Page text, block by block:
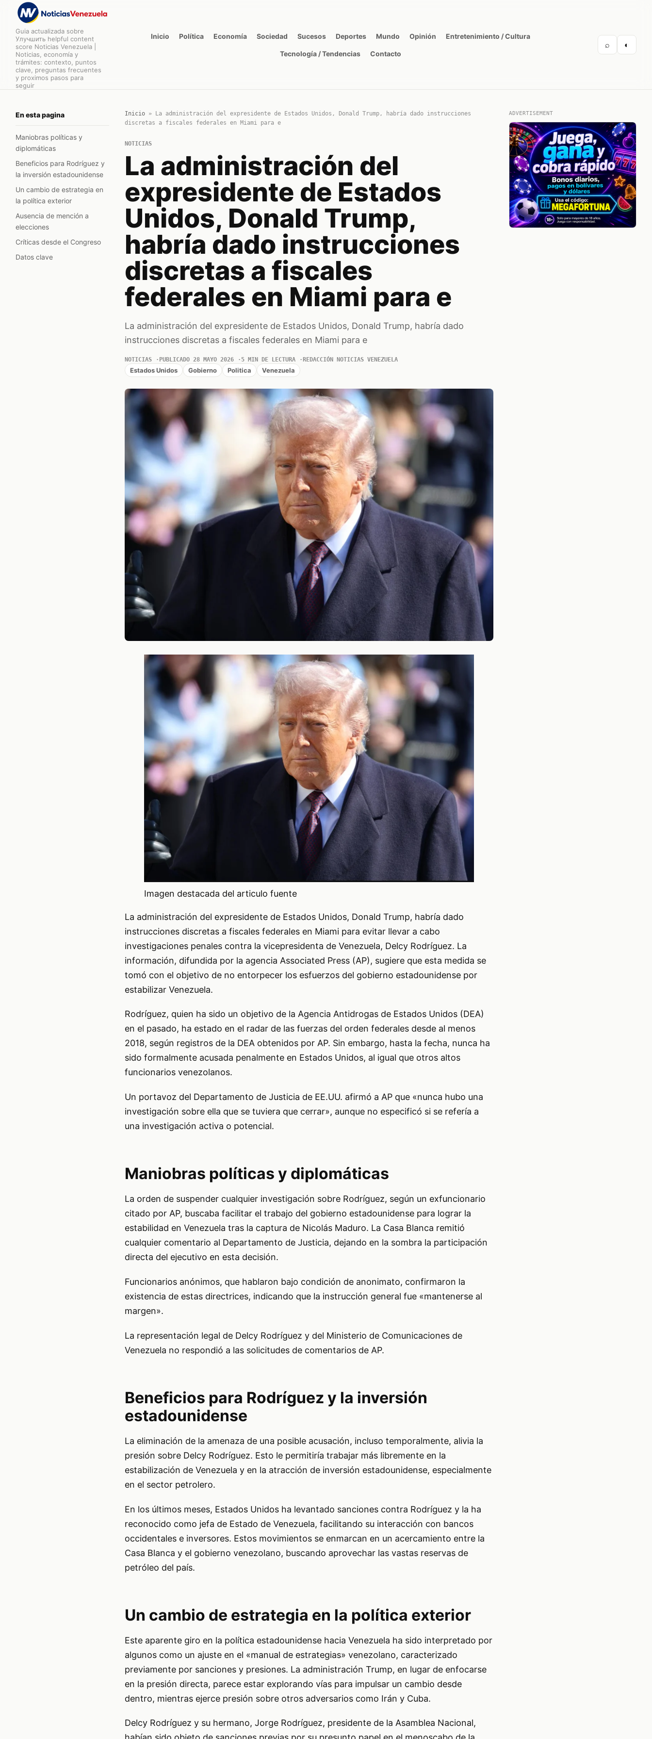
Guia actualizada sobre
Улучшить helpful content
score Noticias Venezuela |
Noticias, economía y
trámites: contexto, puntos
clave, preguntas frecuentes
y proximos pasos para
seguir
Inicio Política Economía Sociedad Sucesos Deportes Mundo Opinión Entretenimiento / Cultura
Tecnología / Tendencias Contacto
⌕ ◐
En esta pagina
Maniobras políticas y
diplomáticas
Beneficios para Rodríguez y
la inversión estadounidense
Un cambio de estrategia en
la política exterior
Ausencia de mención a
elecciones
Críticas desde el Congreso
Datos clave
Inicio»
La administración del expresidente de Estados Unidos, Donald Trump, habría dado instrucciones
discretas a fiscales federales en Miami para e
NOTICIAS
La administración del
expresidente de Estados
Unidos, Donald Trump,
habría dado instrucciones
discretas a fiscales
federales en Miami para e
La administración del expresidente de Estados Unidos, Donald Trump, habría dado
instrucciones discretas a fiscales federales en Miami para e
NOTICIAS PUBLICADO 28 MAYO 2026 5 MIN DE LECTURA REDACCIÓN NOTICIAS VENEZUELA
Estados Unidos Gobierno Politica Venezuela
Imagen destacada del articulo fuente
La administración del expresidente de Estados Unidos, Donald Trump, habría dado
instrucciones discretas a fiscales federales en Miami para evitar llevar a cabo
investigaciones penales contra la vicepresidenta de Venezuela, Delcy Rodríguez. La
información, difundida por la agencia Associated Press (AP), sugiere que esta medida se
tomó con el objetivo de no entorpecer los esfuerzos del gobierno estadounidense por
estabilizar Venezuela.
Rodríguez, quien ha sido un objetivo de la Agencia Antidrogas de Estados Unidos (DEA)
en el pasado, ha estado en el radar de las fuerzas del orden federales desde al menos
2018, según registros de la DEA obtenidos por AP. Sin embargo, hasta la fecha, nunca ha
sido formalmente acusada penalmente en Estados Unidos, al igual que otros altos
funcionarios venezolanos.
Un portavoz del Departamento de Justicia de EE.UU. afirmó a AP que «nunca hubo una
investigación sobre ella que se tuviera que cerrar», aunque no especificó si se refería a
una investigación activa o potencial.
Maniobras políticas y diplomáticas
La orden de suspender cualquier investigación sobre Rodríguez, según un exfuncionario
citado por AP, buscaba facilitar el trabajo del gobierno estadounidense para lograr la
estabilidad en Venezuela tras la captura de Nicolás Maduro. La Casa Blanca remitió
cualquier comentario al Departamento de Justicia, dejando en la sombra la participación
directa del ejecutivo en esta decisión.
Funcionarios anónimos, que hablaron bajo condición de anonimato, confirmaron la
existencia de estas directrices, indicando que la instrucción general fue «mantenerse al
margen».
La representación legal de Delcy Rodríguez y del Ministerio de Comunicaciones de
Venezuela no respondió a las solicitudes de comentarios de AP.
Beneficios para Rodríguez y la inversión
estadounidense
La eliminación de la amenaza de una posible acusación, incluso temporalmente, alivia la
presión sobre Delcy Rodríguez. Esto le permitiría trabajar más libremente en la
estabilización de Venezuela y en la atracción de inversión estadounidense, especialmente
en el sector petrolero.
En los últimos meses, Estados Unidos ha levantado sanciones contra Rodríguez y la ha
reconocido como jefa de Estado de Venezuela, facilitando su interacción con bancos
occidentales e inversores. Estos movimientos se enmarcan en un acercamiento entre la
Casa Blanca y el gobierno venezolano, buscando aprovechar las vastas reservas de
petróleo del país.
Un cambio de estrategia en la política exterior
Este aparente giro en la política estadounidense hacia Venezuela ha sido interpretado por
algunos como un ajuste en el «manual de estrategias» venezolano, caracterizado
previamente por sanciones y presiones. La administración Trump, en lugar de enfocarse
en la presión directa, parece estar explorando vías para impulsar un cambio desde
dentro, mientras ejerce presión sobre otros adversarios como Irán y Cuba.
Delcy Rodríguez y su hermano, Jorge Rodríguez, presidente de la Asamblea Nacional,
ADVERTISEMENT